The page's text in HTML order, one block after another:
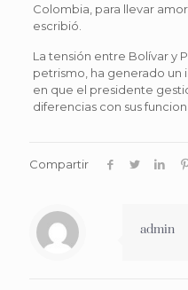
Colombia, para llevar
escribió.
La tensión entre Bolívar y
petrismo, ha generado un
en que el presidente
diferencias con sus
Compartir
admin